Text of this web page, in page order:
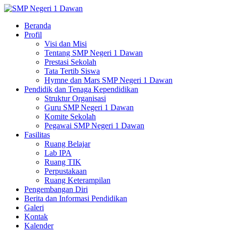
Beranda
Profil
Visi dan Misi
Tentang SMP Negeri 1 Dawan
Prestasi Sekolah
Tata Tertib Siswa
Hymne dan Mars SMP Negeri 1 Dawan
Pendidik dan Tenaga Kependidikan
Struktur Organisasi
Guru SMP Negeri 1 Dawan
Komite Sekolah
Pegawai SMP Negeri 1 Dawan
Fasilitas
Ruang Belajar
Lab IPA
Ruang TIK
Perpustakaan
Ruang Keterampilan
Pengembangan Diri
Berita dan Informasi Pendidikan
Galeri
Kontak
Kalender